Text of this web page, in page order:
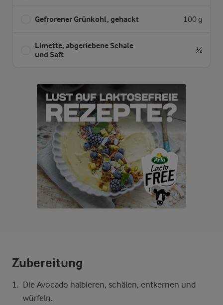
Gefrorener Grünkohl, gehackt 100 g
Limette, abgeriebene Schale
und Saft
½
Zubereitung
Die Avocado halbieren, schälen, entkernen und
würfeln.